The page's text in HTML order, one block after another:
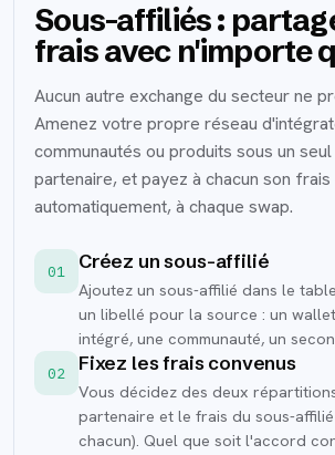
Sous-affiliés :
frais avec n'importe
Aucun autre exchange du secteur ne
Amenez votre propre réseau
communautés ou produits sous un
partenaire, et payez à chacun son frais
automatiquement, à chaque swap.
01 Créez un sous-affilié
Ajoutez un sous-affilié dans le
un libellé pour la source : un
intégré, une communauté, un
02 Fixez les frais convenus
Vous décidez des deux
partenaire et le frais du sous-
chacun). Quel que soit l'accord